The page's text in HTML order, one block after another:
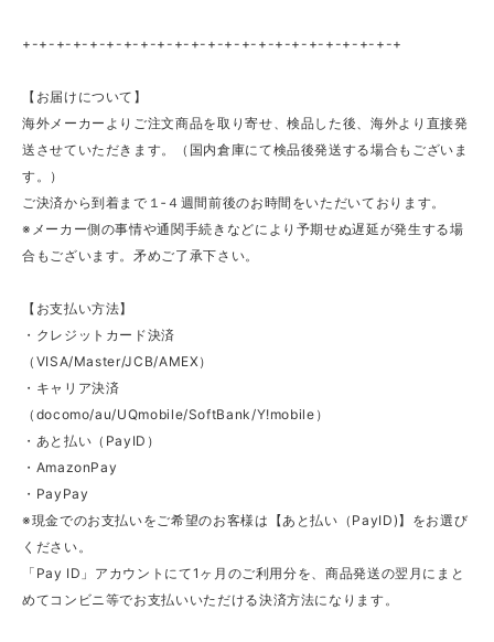
+-+-+-+-+-+-+-+-+-+-+-+-+-+-+-+-+-+-+-+-+-+-+
【お届けについて】
海外メーカーよりご注文商品を取り寄せ、検品した後、海外より直接発
送させていただきます。（国内倉庫にて検品後発送する場合もございま
す。）
ご決済から到着まで１‐４週間前後のお時間をいただいております。
※メーカー側の事情や通関手続きなどにより予期せぬ遅延が発生する場
合もございます。矛めご了承下さい。
【お支払い方法】
・クレジットカード決済
（VISA/Master/JCB/AMEX）
・キャリア決済
（docomo/au/UQmobile/SoftBank/Y!mobile）
・あと払い（PayID）
・AmazonPay
・PayPay
※現金でのお支払いをご希望のお客様は【あと払い（PayID)】をお選び
ください。
「Pay ID」アカウントにて1ヶ月のご利用分を、商品発送の翌月にまと
めてコンビニ等でお支払いいただける決済方法になります。